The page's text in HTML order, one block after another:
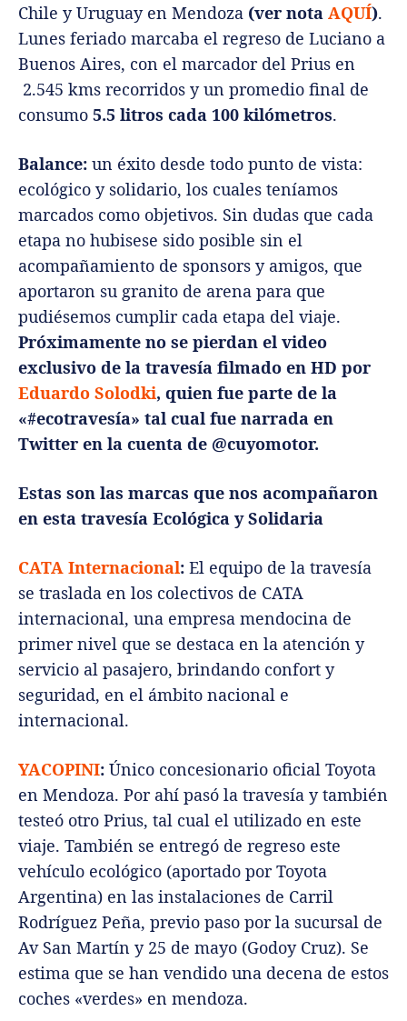
Chile y Uruguay en Mendoza (ver nota AQUÍ).
Lunes feriado marcaba el regreso de Luciano a
Buenos Aires, con el marcador del Prius en
2.545 kms recorridos y un promedio final de
consumo 5.5 litros cada 100 kilómetros.
Balance: un éxito desde todo punto de vista:
ecológico y solidario, los cuales teníamos
marcados como objetivos. Sin dudas que cada
etapa no hubisese sido posible sin el
acompañamiento de sponsors y amigos, que
aportaron su granito de arena para que
pudiésemos cumplir cada etapa del viaje.
Próximamente no se pierdan el video
exclusivo de la travesía filmado en HD por
Eduardo Solodki, quien fue parte de la
«#ecotravesía» tal cual fue narrada en
Twitter en la cuenta de @cuyomotor.
Estas son las marcas que nos acompañaron
en esta travesía Ecológica y Solidaria
CATA Internacional: El equipo de la travesía
se traslada en los colectivos de CATA
internacional, una empresa mendocina de
primer nivel que se destaca en la atención y
servicio al pasajero, brindando confort y
seguridad, en el ámbito nacional e
internacional.
YACOPINI: Único concesionario oficial Toyota
en Mendoza. Por ahí pasó la travesía y también
testeó otro Prius, tal cual el utilizado en este
viaje. También se entregó de regreso este
vehículo ecológico (aportado por Toyota
Argentina) en las instalaciones de Carril
Rodríguez Peña, previo paso por la sucursal de
Av San Martín y 25 de mayo (Godoy Cruz). Se
estima que se han vendido una decena de estos
coches «verdes» en mendoza.